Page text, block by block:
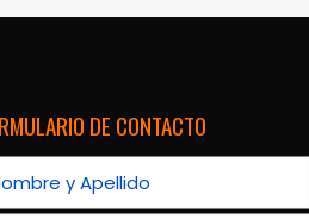
DE CONTACTO